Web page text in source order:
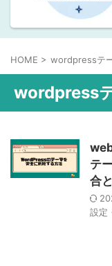
HOME > wordpressテ
wordpress
テ
合
設定